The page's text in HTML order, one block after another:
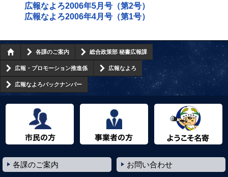
広報なよろ2006年5月号（第2号）
広報なよろ2006年4月号（第1号）
各課のご案内 総合政策部 秘書広報課
広報・プロモーション推進係 広報なよろ
広報なよろバックナンバー
各課のご案内 お問い合わせ